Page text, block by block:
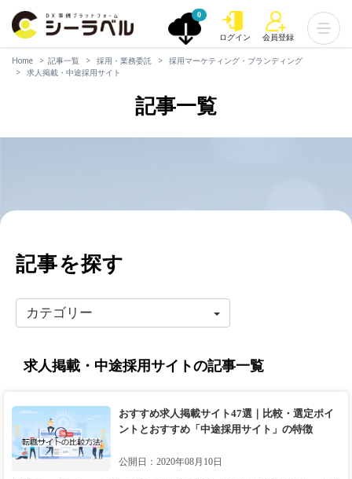
0
ログイン 会員登録
Home 記事一覧 採用・業務委託
採用マーケティング・ブランディング
求人掲載・中途採用サイト
記事一覧
記事を探す
カテゴリー
求人掲載・中途採用サイトの記事一覧
おすすめ求人掲載サイト47選｜比較・選定ポイ
ントとおすすめ「中途採用サイト」の特徴
公開日：2020年08月10日